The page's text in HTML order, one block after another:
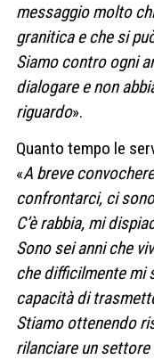
messaggio molto
granitica e che si
Siamo contro ogni
dialogare e non
riguardo».
Quanto tempo le
«A breve
confrontarci, ci
C’è rabbia, mi
Sono sei anni che
che difficilmente mi
capacità di
Stiamo ottenendo
rilanciare un